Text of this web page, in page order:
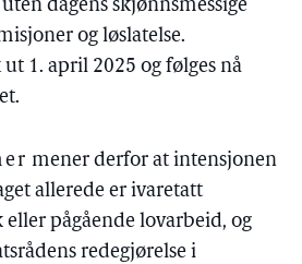
dagens skjønnsmessige
og løslatelse.
1. april 2025 og følges nå
mener derfor at intensjonen
allerede er ivaretatt
pågående lovarbeid, og
redegjørelse i